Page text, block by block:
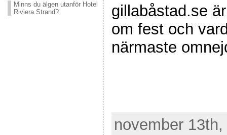
Minns du älgen utanför Hotel
Riviera Strand?
gillabåstad.se
om fest och
närmaste
november